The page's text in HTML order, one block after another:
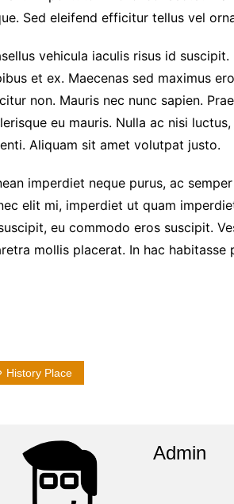
Sed eleifend efficitur tellus vel
vehicula iaculis risus id
et ex. Maecenas sed maximus
non. Mauris nec nunc sapien.
eu mauris. Nulla ac nisi
Aliquam sit amet volutpat justo.
imperdiet neque purus, ac
elit mi, imperdiet ut quam
eu commodo eros suscipit.
mollis placerat. In hac habitasse
History Place
Admin